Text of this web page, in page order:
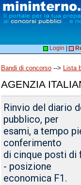
Login
Bandi di concorso --> Lista
AGENZIA
Rinvio del diario
pubblico, per
esami, a tempo
conferimento
di cinque posti di
- posizione
economica F1.